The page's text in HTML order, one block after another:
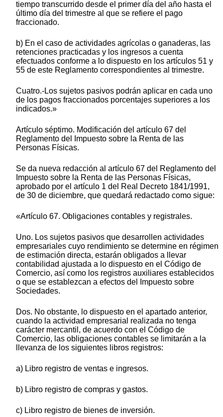
tiempo transcurrido desde el primer día del año hasta el
último día del trimestre al que se refiere el pago
fraccionado.
b) En el caso de actividades agrícolas o ganaderas, las
retenciones practicadas y los ingresos a cuenta
efectuados conforme a lo dispuesto en los artículos 51 y
55 de este Reglamento correspondientes al trimestre.
Cuatro.-Los sujetos pasivos podrán aplicar en cada uno
de los pagos fraccionados porcentajes superiores a los
indicados.»
Artículo séptimo. Modificación del artículo 67 del
Reglamento del Impuesto sobre la Renta de las
Personas Físicas.
Se da nueva redacción al artículo 67 del Reglamento del
Impuesto sobre la Renta de las Personas Físicas,
aprobado por el artículo 1 del Real Decreto 1841/1991,
de 30 de diciembre, que quedará redactado como sigue:
«Artículo 67. Obligaciones contables y registrales.
Uno. Los sujetos pasivos que desarrollen actividades
empresariales cuyo rendimiento se determine en régimen
de estimación directa, estarán obligados a llevar
contabilidad ajustada a lo dispuesto en el Código de
Comercio, así como los registros auxiliares establecidos
o que se establezcan a efectos del Impuesto sobre
Sociedades.
Dos. No obstante, lo dispuesto en el apartado anterior,
cuando la actividad empresarial realizada no tenga
carácter mercantil, de acuerdo con el Código de
Comercio, las obligaciones contables se limitarán a la
llevanza de los siguientes libros registros:
a) Libro registro de ventas e ingresos.
b) Libro registro de compras y gastos.
c) Libro registro de bienes de inversión.